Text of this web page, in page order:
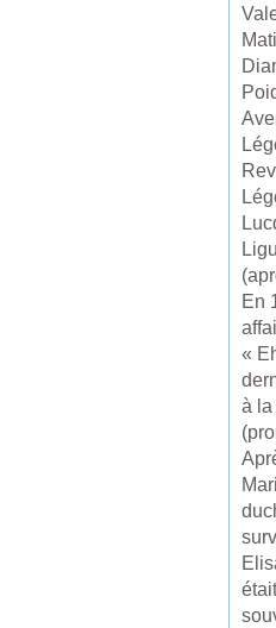
En
«
à la